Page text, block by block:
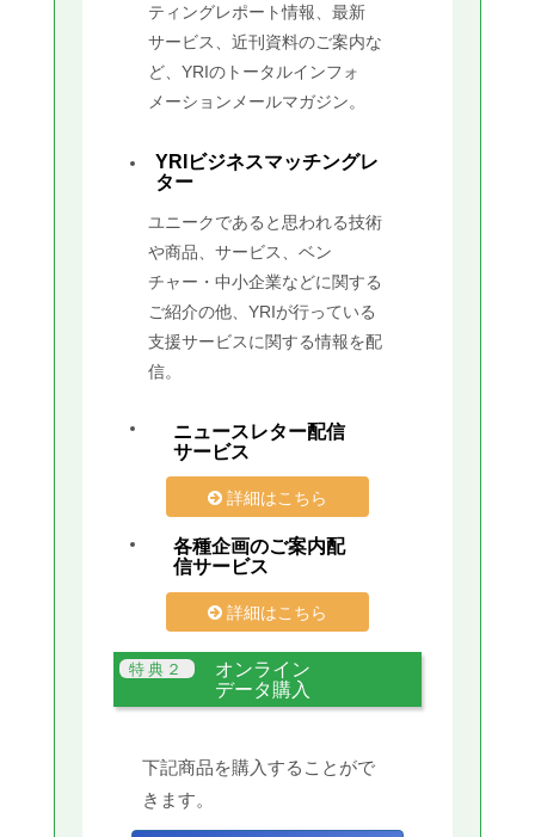
ティングレポート情報、最新
サービス、近刊資料のご案内な
ど、YRIのトータルインフォ
メーションメールマガジン。
YRIビジネスマッチングレ
ター
ユニークであると思われる技術
や商品、サービス、ベン
チャー・中小企業などに関する
ご紹介の他、YRIが行っている
支援サービスに関する情報を配
信。
ニュースレター配信
サービス
詳細はこちら
各種企画のご案内配
信サービス
詳細はこちら
オンライン
データ購入
下記商品を購入することがで
きます。